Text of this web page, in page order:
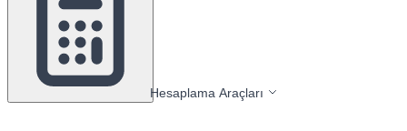
Hesaplama Araçları